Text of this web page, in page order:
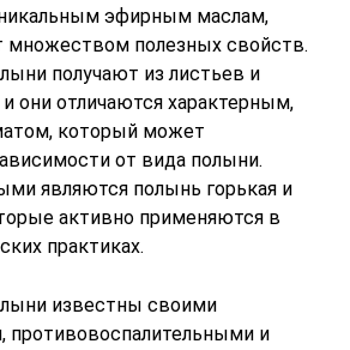
эфирным маслам,
множеством полезных свойств.
получают из листьев и
они отличаются характерным,
который может
от вида полыни.
являются полынь горькая и
активно применяются в
практиках.
известны своими
противовоспалительными и